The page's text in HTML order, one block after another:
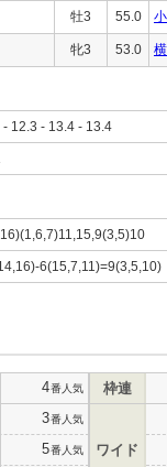
牡3 55.0
牝3 53.0
12.3 - 13.4 - 13.4
6(15,7,11)=9(3,5,10)
4番人気
3番人気
5番人気
枠連
ワイド